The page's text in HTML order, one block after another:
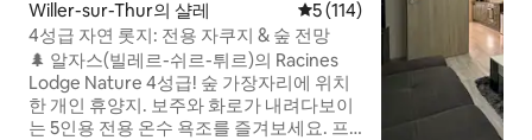
Willer-sur-Thur의 샬레 평점 5점(5점 만점), 후기 114
5 (114)
4성급 자연 롯지: 전용 자쿠지 & 숲 전망
🌲 알자스(빌레르-쉬르-튀르)의 Racines
Lodge Nature 4성급! 숲 가장자리에 위치
한 개인 휴양지. 보주와 화로가 내려다보이
는 5인용 전용 온수 욕조를 즐겨보세요. 프